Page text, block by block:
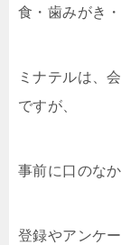
食・歯みがき
ミナテルは、
ですが、
事前に口のな
登録やアンケ